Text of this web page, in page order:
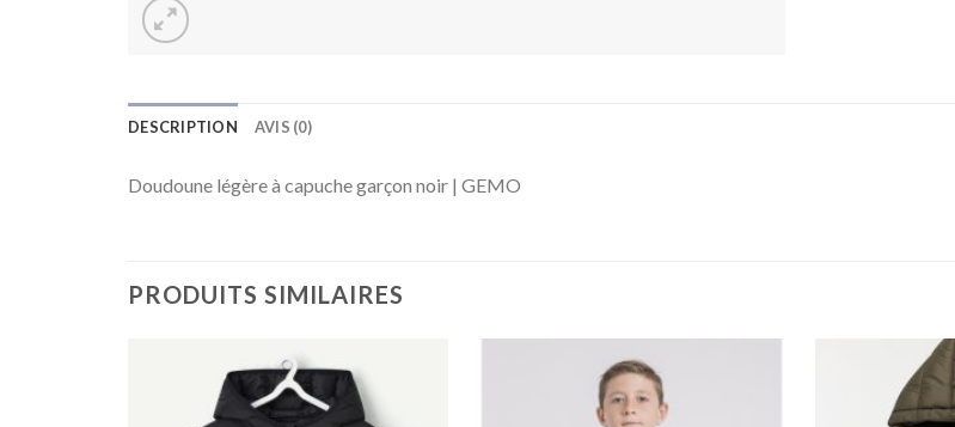
DESCRIPTION AVIS (0)
Doudoune légère à capuche garçon noir | GEMO
PRODUITS SIMILAIRES